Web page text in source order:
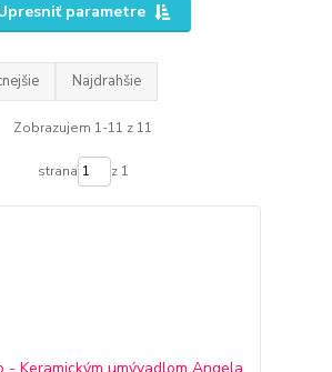
parametre
Najdrahšie
Zobrazujem 1-11 z 11
strana z 1